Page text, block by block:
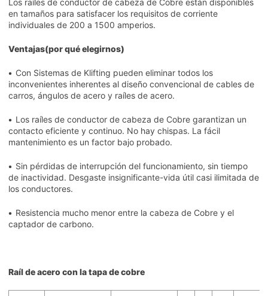
en tamaños para satisfacer los requisitos de corriente
individuales de 200 a 1500 amperios.
Ventajas(por qué elegirnos)
• Con Sistemas de Klifting pueden eliminar todos los
inconvenientes inherentes al diseño convencional de cables de
carros, ángulos de acero y raíles de acero.
• Los raíles de conductor de cabeza de Cobre garantizan un
contacto eficiente y continuo. No hay chispas. La fácil
mantenimiento es un factor bajo probado.
• Sin pérdidas de interrupción del funcionamiento, sin tiempo
de inactividad. Desgaste insignificante-vida útil casi ilimitada de
los conductores.
• Resistencia mucho menor entre la cabeza de Cobre y el
captador de carbono.
Raíl de acero con la tapa de cobre